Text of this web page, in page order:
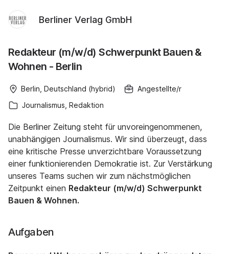
Berliner Verlag GmbH
Redakteur (m/w/d) Schwerpunkt Bauen &
Wohnen - Berlin
Berlin, Deutschland (hybrid)
Angestellte/r
Journalismus, Redaktion
Die Berliner Zeitung steht für unvoreingenommenen,
unabhängigen Journalismus. Wir sind überzeugt, dass
eine kritische Presse unverzichtbare Voraussetzung
einer funktionierenden Demokratie ist. Zur Verstärkung
unseres Teams suchen wir zum nächstmöglichen
Zeitpunkt einen Redakteur (m/w/d) Schwerpunkt
Bauen & Wohnen.
Aufgaben